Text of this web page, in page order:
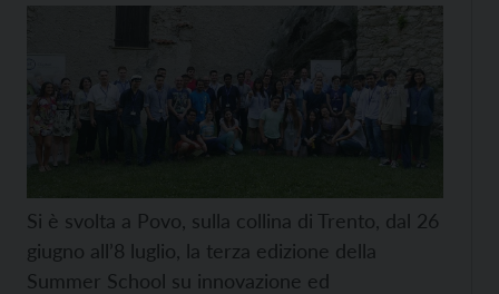
Si è svolta a Povo, sulla collina di Trento, dal 26
giugno all’8 luglio, la terza edizione della
Summer School su innovazione ed